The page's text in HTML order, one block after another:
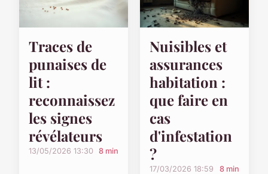
Traces de
punaises de
lit :
reconnaissez
les signes
révélateurs
13/05/2026 13:30 8 min
Nuisibles et
assurances
habitation :
que faire en
cas
d'infestation
?
17/03/2026 18:59 8 min